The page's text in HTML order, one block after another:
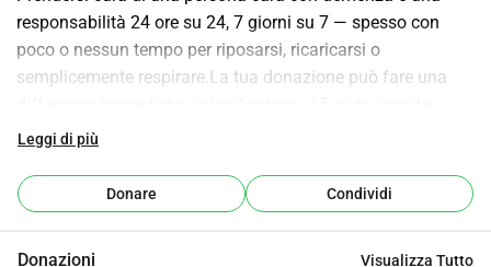
responsabilità 24 ore su 24, 7 giorni su 7 — spesso con
poco o nessun tempo per riposarsi, ricaricarsi o
semplicemente respirare.La tua donazione può fare una
nostri volontari a portare un caregiver a prendere un caffè
sollievo.• €15 fornisce un'ora di assistenza per qualcuno
che vive con la demenza — dando al loro caregiver a tempo
Leggi di più
Donare Condividi
Donazioni Visualizza Tutto